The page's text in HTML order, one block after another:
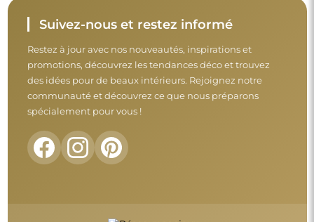
Suivez-nous et restez informé
Restez à jour avec nos nouveautés, inspirations et
promotions, découvrez les tendances déco et trouvez
des idées pour de beaux intérieurs. Rejoignez notre
communauté et découvrez ce que nous préparons
spécialement pour vous !